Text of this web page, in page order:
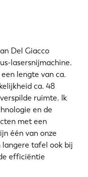
Del Giacco
lasersnijmachine.
lengte van ca.
ca. 48
ruimte. Ik
en de
met een
één van onze
langere tafel ook bij
efficiëntie